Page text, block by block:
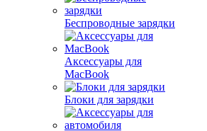
Беспроводные зарядки
Аксессуары для
MacBook
Блоки для зарядки